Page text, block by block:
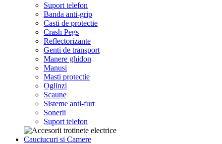
Suport telefon
Banda anti-grip
Casti de protectie
Crash Pegs
Reflectorizante
Genti de transport
Manere ghidon
Manusi
Masti protectie
Oglinzi
Scaune
Sisteme anti-furt
Sonerii
Suport telefon
Cauciucuri si Camere